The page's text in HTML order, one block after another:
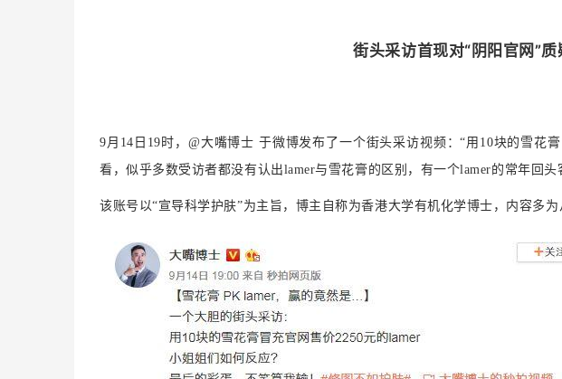
街头采访首现对“阴阳官网”质
9月14日19时，@大嘴博士 于微博发布了一个街头采访视频：“用10块的雪花
看，似乎多数受访者都没有认出lamer与雪花膏的区别，有一个lamer的常年回头
该账号以“宣导科学护肤”为主旨，博主自称为香港大学有机化学博士，内容多为